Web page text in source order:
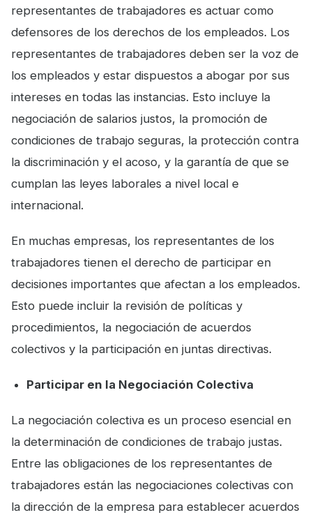
representantes de trabajadores es actuar como
defensores de los derechos de los empleados. Los
representantes de trabajadores deben ser la voz de
los empleados y estar dispuestos a abogar por sus
intereses en todas las instancias. Esto incluye la
negociación de salarios justos, la promoción de
condiciones de trabajo seguras, la protección contra
la discriminación y el acoso, y la garantía de que se
cumplan las leyes laborales a nivel local e
internacional.
En muchas empresas, los representantes de los
trabajadores tienen el derecho de participar en
decisiones importantes que afectan a los empleados.
Esto puede incluir la revisión de políticas y
procedimientos, la negociación de acuerdos
colectivos y la participación en juntas directivas.
Participar en la Negociación Colectiva
La negociación colectiva es un proceso esencial en
la determinación de condiciones de trabajo justas.
Entre las obligaciones de los representantes de
trabajadores están las negociaciones colectivas con
la dirección de la empresa para establecer acuerdos